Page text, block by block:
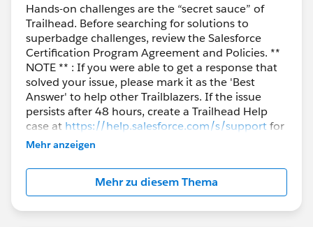
Hands-on challenges are the “secret sauce” of
Trailhead. Before searching for solutions to
superbadge challenges, review the Salesforce
Certification Program Agreement and Policies. **
NOTE ** : If you were able to get a response that
solved your issue, please mark it as the 'Best
Answer' to help other Trailblazers. If the issue
persists after 48 hours, create a Trailhead Help
case at https://help.salesforce.com/s/supportfor
further assistance.
Mehr anzeigen
Mehr zu diesem Thema